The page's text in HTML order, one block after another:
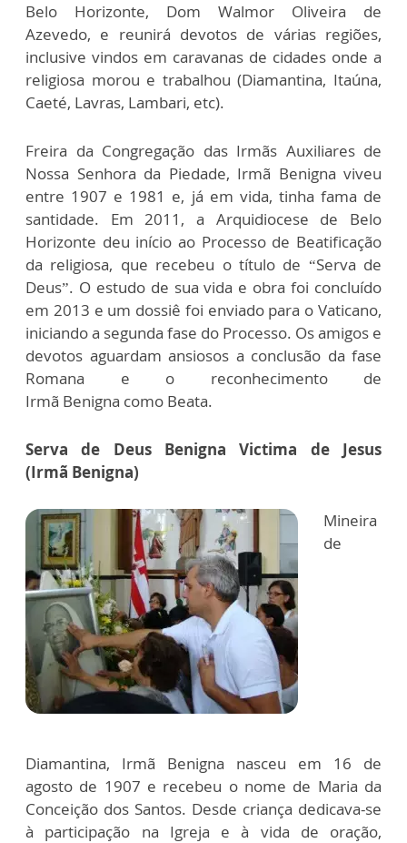
Belo Horizonte, Dom Walmor Oliveira de
Azevedo, e reunirá devotos de várias regiões,
inclusive vindos em caravanas de cidades onde a
religiosa morou e trabalhou (Diamantina, Itaúna,
Caeté, Lavras, Lambari, etc).
Freira da Congregação das Irmãs Auxiliares de
Nossa Senhora da Piedade, Irmã Benigna viveu
entre 1907 e 1981 e, já em vida, tinha fama de
santidade. Em 2011, a Arquidiocese de Belo
Horizonte deu início ao Processo de Beatificação
da religiosa, que recebeu o título de “Serva de
Deus”. O estudo de sua vida e obra foi concluído
em 2013 e um dossiê foi enviado para o Vaticano,
iniciando a segunda fase do Processo. Os amigos e
devotos aguardam ansiosos a conclusão da fase
Romana e o reconhecimento de
Irmã Benigna como Beata.
Serva de Deus Benigna Victima de Jesus
(Irmã Benigna)
Mineira
de
Diamantina, Irmã Benigna nasceu em 16 de
agosto de 1907 e recebeu o nome de Maria da
Conceição dos Santos. Desde criança dedicava-se
à participação na Igreja e à vida de oração,